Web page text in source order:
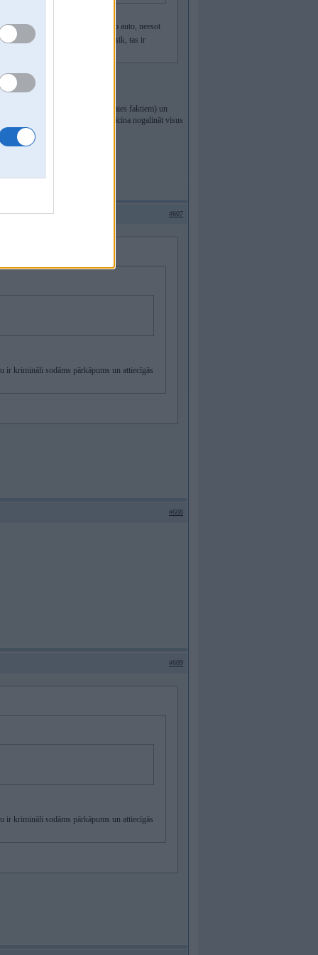
dokumentus, un brauca ar smago auto, neesot
95. kodu un pārējo? nē, keksik, tas ir
nenogalināja, bet nu nepiekasīsimies faktiem) un
wannabe hitlerjūgendu, kurš aicina nogalināt visus
#607
ir krimināli sodāms pārkāpums un attiecīgās
#608
#609
ir krimināli sodāms pārkāpums un attiecīgās